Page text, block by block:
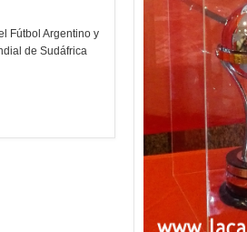
Fútbol Argentino y
de Sudáfrica